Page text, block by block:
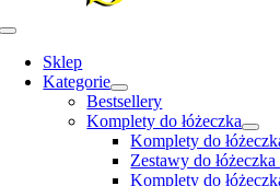
Toggle
Navigation
Sklep
Kategorie
Bestsellery
Komplety do łóżeczka
Komplety do
Zestawy do
Komplety do